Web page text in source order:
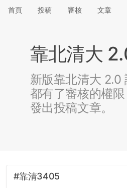
首頁 投稿 審核 文章
靠北清大
新版靠北清大 2.0
都有了審核的權
發出投稿文章。
#靠清3405